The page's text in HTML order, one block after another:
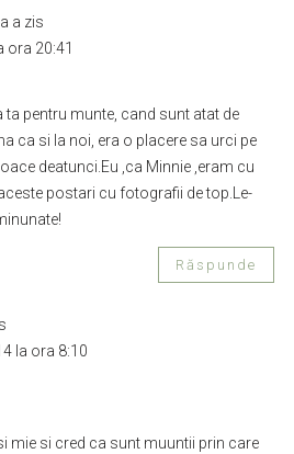
a zis
ora 20:41
ta pentru munte, cand sunt atat de
ca si la noi, era o placere sa urci pe
deatunci.Eu ,ca Minnie ,eram cu
postari cu fotografii de top.Le-
Răspunde
la ora 8:10
mie si cred ca sunt muuntii prin care